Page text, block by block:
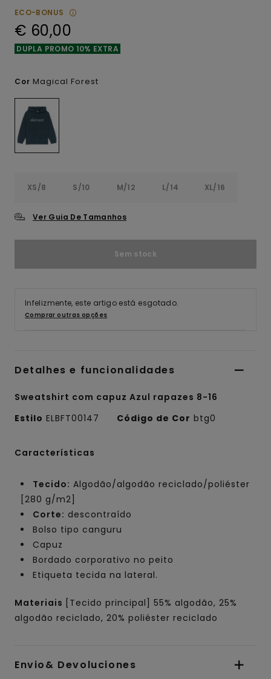
ECO-BONUS
€ 60,00
DUPLA PROMO 10% EXTRA
Cor Magical Forest
XS/8 S/10 M/12 L/14 XL/16
Ver Guia De Tamanhos
Sem stock
Infelizmente, este artigo está esgotado.
Comprar outras opções
Detalhes e funcionalidades
Sweatshirt com capuz Azul rapazes 8-16
Estilo ELBFT00147 Código de Cor btg0
Características
Tecido: Algodão/algodão reciclado/poliéster
[280 g/m2]
Corte: descontraído
Bolso tipo canguru
Capuz
Bordado corporativo no peito
Etiqueta tecida na lateral.
Materiais
[Tecido principal] 55% algodão, 25%
algodão reciclado, 20% poliéster reciclado
Envio& Devoluciones